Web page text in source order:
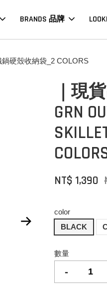
BRANDS 品牌
硬殼收納袋_2 COLORS
｜現
GRN
NT$ 1,390
color
BLACK
數量
-